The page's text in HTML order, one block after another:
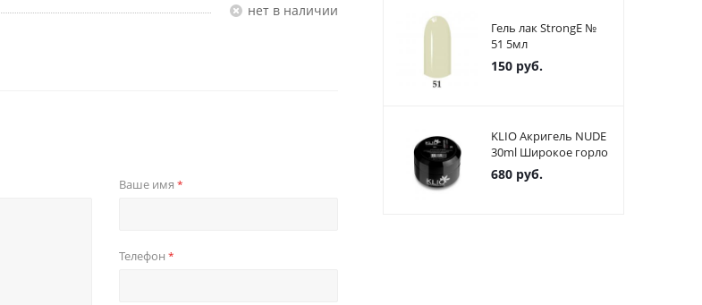
Нет в наличии
Ваше имя *
Телефон *
Гель лак StrongE №
51 5мл
150 руб.
KLIO Акригель NUDE
30ml Широкое горло
680 руб.